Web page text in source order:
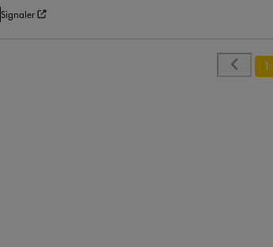
Signaler
1